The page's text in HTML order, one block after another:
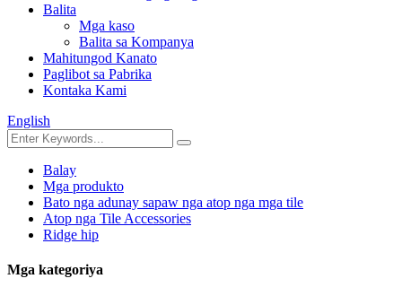
Balita
Mga kaso
Balita sa Kompanya
Mahitungod Kanato
Paglibot sa Pabrika
Kontaka Kami
English
Balay
Mga produkto
Bato nga adunay sapaw nga atop nga mga tile
Atop nga Tile Accessories
Ridge hip
Mga kategoriya